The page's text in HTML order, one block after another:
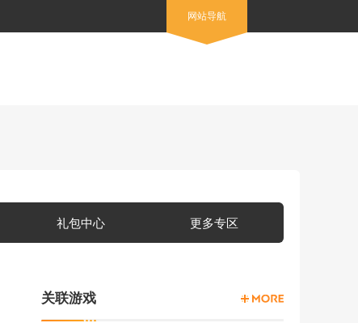
网站导航
礼包中心 更多专区
关联游戏